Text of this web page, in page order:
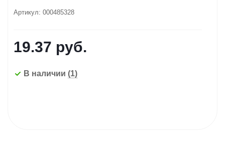
Артикул: 000485328
19.37 руб.
В наличии (1)